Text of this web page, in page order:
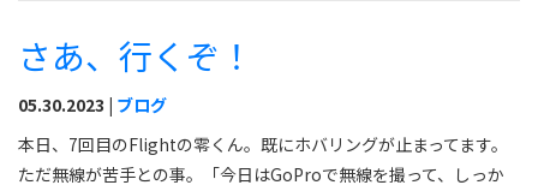
さあ、行くぞ！
05.30.2023 | ブログ
本日、7回目のFlightの零くん。既にホバリングが止まってます。
ただ無線が苦手との事。「今日はGoProで無線を撮って、しっか